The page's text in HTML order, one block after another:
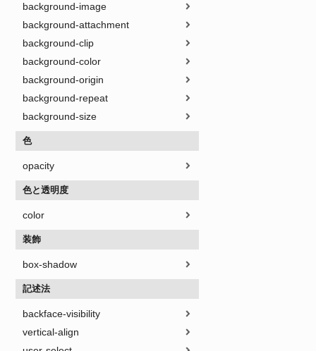
background-image
background-attachment
background-clip
background-color
background-origin
background-repeat
background-size
色
opacity
色と透明度
color
装飾
box-shadow
記述法
backface-visibility
vertical-align